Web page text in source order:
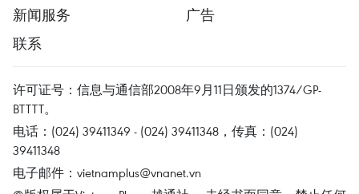
新闻服务
广告
联系
许可证号：信息与通信部2008年9月11日颁发的1374/GP-
BTTTT。
电话：(024) 39411349 - (024) 39411348，传真：(024)
39411348
电子邮件： vietnamplus@vnanet.vn